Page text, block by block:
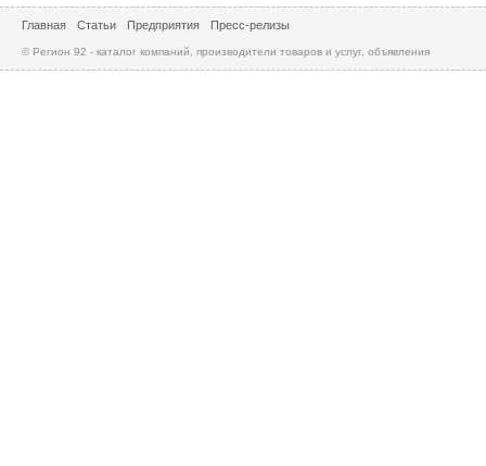
Главная Статьи Предприятия Пресс-релизы
© Регион 92 - каталог компаний, производители товаров и услуг, объявления